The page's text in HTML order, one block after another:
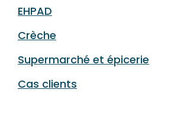
EHPAD
Crèche
Supermarché et épicerie
Cas clients